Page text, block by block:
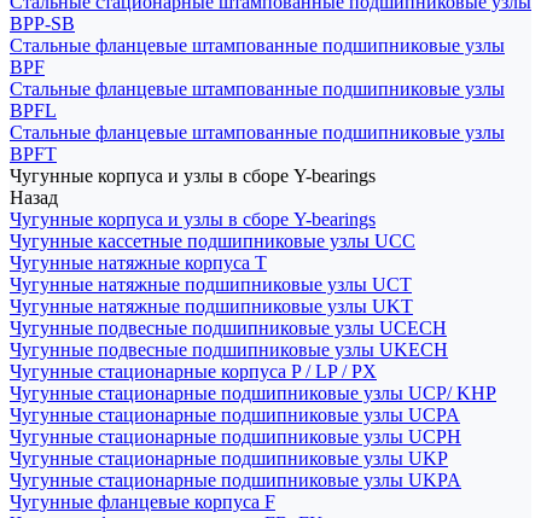
BPP-SB
Стальные фланцевые штампованные подшипниковые узлы
BPF
Стальные фланцевые штампованные подшипниковые узлы
BPFL
Стальные фланцевые штампованные подшипниковые узлы
BPFT
Чугунные корпуса и узлы в сборе Y-bearings
Назад
Чугунные корпуса и узлы в сборе Y-bearings
Чугунные кассетные подшипниковые узлы UCC
Чугунные натяжные корпуса T
Чугунные натяжные подшипниковые узлы UCT
Чугунные натяжные подшипниковые узлы UKT
Чугунные подвесные подшипниковые узлы UCECH
Чугунные подвесные подшипниковые узлы UKECH
Чугунные стационарные корпуса P / LP / PX
Чугунные стационарные подшипниковые узлы UCP/ KHP
Чугунные стационарные подшипниковые узлы UCPA
Чугунные стационарные подшипниковые узлы UCPH
Чугунные стационарные подшипниковые узлы UKP
Чугунные стационарные подшипниковые узлы UKPA
Чугунные фланцевые корпуса F